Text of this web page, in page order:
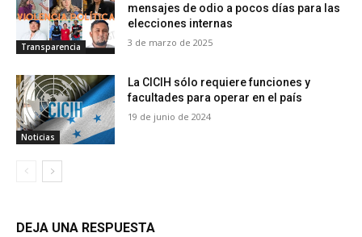
Transparencia
mensajes de odio a pocos días para las
elecciones internas
3 de marzo de 2025
Noticias
La CICIH sólo requiere funciones y
facultades para operar en el país
19 de junio de 2024
DEJA UNA RESPUESTA